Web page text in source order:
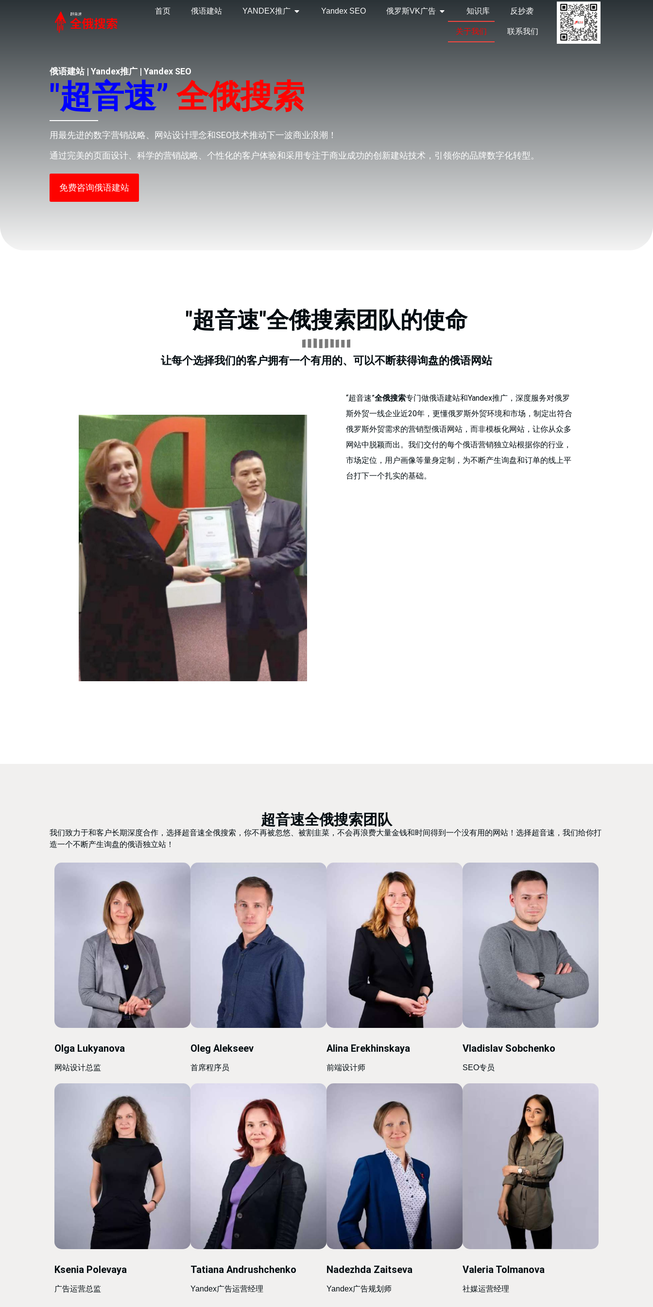
首页 俄语建站 YANDEX推广 Yandex SEO 俄罗斯VK广告 知识库 反抄袭
关于我们 联系我们
俄语建站 | Yandex推广 | Yandex SEO
"超音速” 全俄搜索
用最先进的数字营销战略、网站设计理念和SEO技术推动下一波商业浪潮！
通过完美的页面设计、科学的营销战略、个性化的客户体验和采用专注于商业成功的创新建站技术，引领你的品牌数字化转型。
免费咨询俄语建站
"超音速"全俄搜索团队的使命
让每个选择我们的客户拥有一个有用的、可以不断获得询盘的俄语网站
“超音速”全俄搜索专门做俄语建站和Yandex推广，深度服务对俄罗
斯外贸一线企业近20年，更懂俄罗斯外贸环境和市场，制定出符合
俄罗斯外贸需求的营销型俄语网站，而非模板化网站，让你从众多
网站中脱颖而出。我们交付的每个俄语营销独立站根据你的行业，
市场定位，用户画像等量身定制，为不断产生询盘和订单的线上平
台打下一个扎实的基础。
超音速全俄搜索团队
我们致力于和客户长期深度合作，选择超音速全俄搜索，你不再被忽悠、被割韭菜，不会再浪费大量金钱和时间得到一个没有用的网站！选择超音速，我们给你打
造一个不断产生询盘的俄语独立站！
Olga Lukyanova
网站设计总监
Oleg Alekseev
首席程序员
Alina Erekhinskaya
前端设计师
Vladislav Sobchenko
SEO专员
Ksenia Polevaya
广告运营总监
Tatiana Andrushchenko
Yandex广告运营经理
Nadezhda Zaitseva
Yandex广告规划师
Valeria Tolmanova
社媒运营经理